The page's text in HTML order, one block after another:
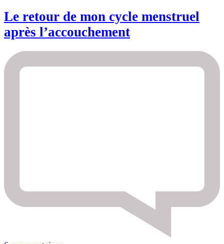
Le retour de mon cycle menstruel
après l’accouchement